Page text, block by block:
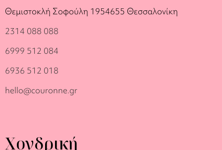
Θεμιστοκλή Σοφούλη 1954655 Θεσσαλονίκη
2314 088 088
6999 512 084
6936 512 018
hello@couronne.gr
Χονδρική